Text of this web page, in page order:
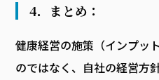
4．まとめ：
健康経営の施策（インプッ
のではなく、自社の経営方